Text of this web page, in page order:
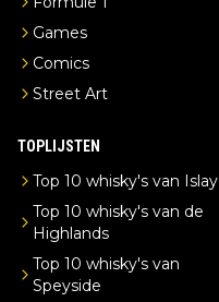
Games
Comics
Street Art
TOPLIJSTEN
Top 10 whisky's van Islay
Top 10 whisky's van de
Highlands
Top 10 whisky's van
Speyside